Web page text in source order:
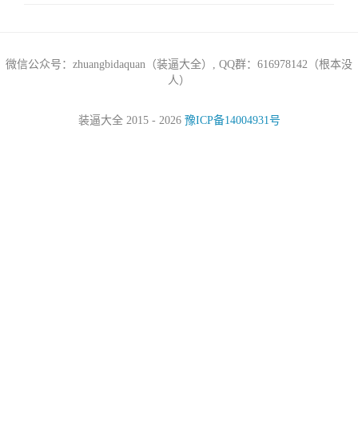
微信公众号：zhuangbidaquan（装逼大全）, QQ群：616978142（根本没
人）
装逼大全 2015 - 2026 豫ICP备14004931号